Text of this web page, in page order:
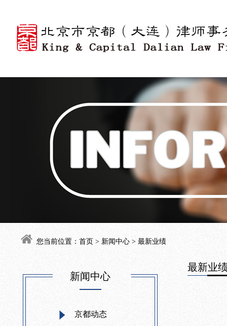
您当前位置： 首页 > 新闻中心 > 最新业绩
新闻中心
京都动态
最新业